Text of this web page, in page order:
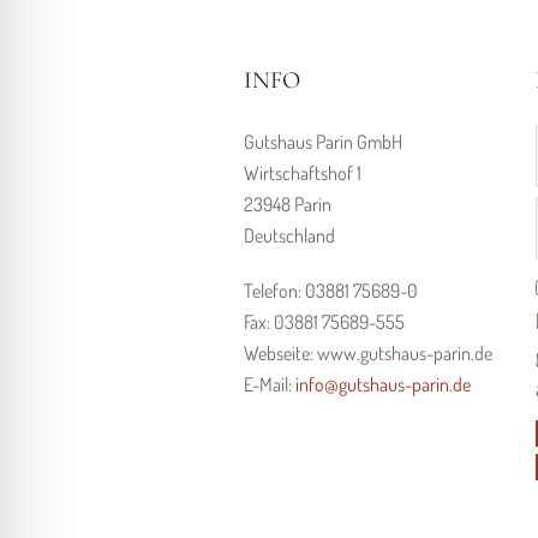
INFO
Gutshaus Parin GmbH
Wirtschaftshof 1
23948 Parin
Deutschland
Telefon: 03881 75689-0
Fax: 03881 75689-555
Webseite: www.gutshaus-parin.de
E-Mail: info@gutshaus-parin.de